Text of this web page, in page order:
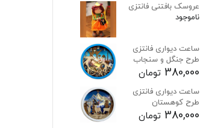
عروسک بافتنی فانتزی
ناموجود
ساعت دیواری فانتزی
طرح جنگل و سنجاب
380,000 تومان
ساعت دیواری فانتزی
طرح کوهستان
380,000 تومان